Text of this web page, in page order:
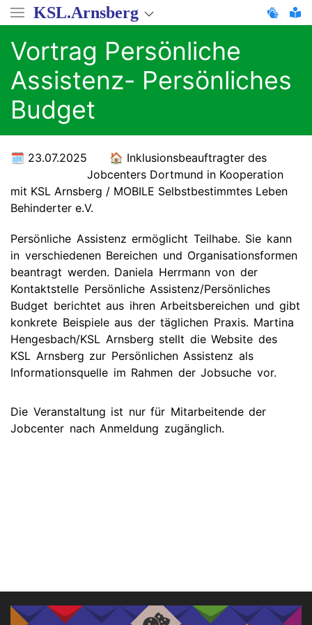
Direkt
zum
Inhalt
KSL.Arnsberg
Vortrag Persönliche
Assistenz- Persönliches
Budget
23.07.2025
Inklusionsbeauftragter des
Jobcenters Dortmund in Kooperation
mit KSL Arnsberg / MOBILE Selbstbestimmtes Leben
Behinderter e.V.
Persönliche Assistenz ermöglicht Teilhabe. Sie kann
in verschiedenen Bereichen und Organisationsformen
beantragt werden. Daniela Herrmann von der
Kontaktstelle Persönliche Assistenz/Persönliches
Budget berichtet aus ihren Arbeitsbereichen und gibt
konkrete Beispiele aus der täglichen Praxis. Martina
Hengesbach/KSL Arnsberg stellt die Website des
KSL Arnsberg zur Persönlichen Assistenz als
Informationsquelle im Rahmen der Jobsuche vor.
Die Veranstaltung ist nur für Mitarbeitende der
Jobcenter nach Anmeldung zugänglich.